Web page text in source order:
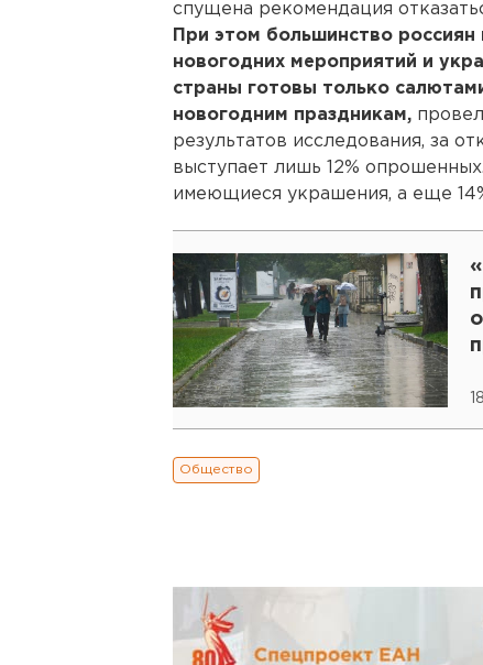
спущена рекомендация
При этом большинство
новогодних мероприятий и
страны готовы только
новогодним праздникам,
результатов исследования, за
выступает лишь 12%
имеющиеся украшения, а еще
Общество